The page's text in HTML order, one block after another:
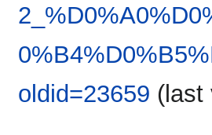
oldid=23659 (last